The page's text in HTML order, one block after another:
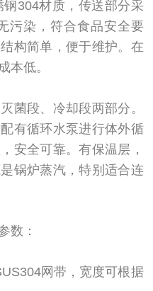
304材质，传送部分采
污染，符合食品安全要
构简单，便于维护。在
本低。
菌段、冷却段两部分。
有循环水泵进行体外循
安全可靠。有保温层，
锅炉蒸汽，特别适合连
数：
网带，宽度可根据